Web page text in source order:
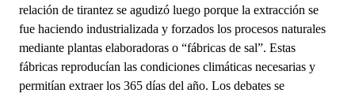
relación de tirantez se agudizó luego porque la extracción se
fue haciendo industrializada y forzados los procesos naturales
mediante plantas elaboradoras o “fábricas de sal”. Estas
fábricas reproducían las condiciones climáticas necesarias y
permitían extraer los 365 días del año. Los debates se